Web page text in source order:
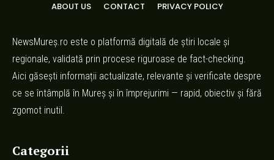
ABOUT US CONTACT PRIVACY POLICY
NewsMureș.ro este o platformă digitală de știri locale și
regionale, validată prin procese riguroase de fact-checking.
Aici găsești informații actualizate, relevante și verificate despre
ce se întâmplă în Mureș și în împrejurimi — rapid, obiectiv și fără
zgomot inutil.
Categorii